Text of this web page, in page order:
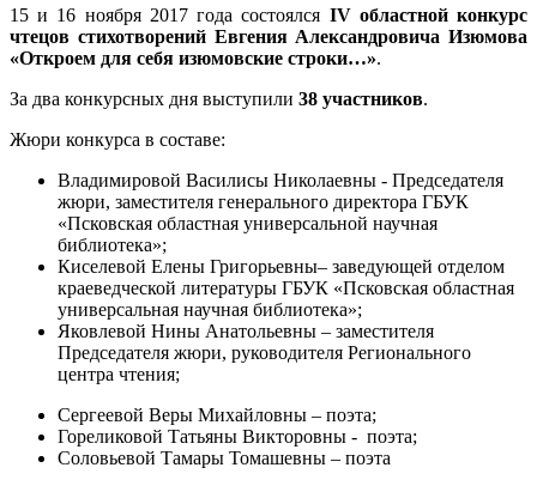
15 и 16 ноября 2017 года состоялся IV областной конкурс
чтецов стихотворений Евгения Александровича Изюмова
«Откроем для себя изюмовские строки…».
За два конкурсных дня выступили 38 участников.
Жюри конкурса в составе:
Владимировой Василисы Николаевны - Председателя
жюри, заместителя генерального директора ГБУК
«Псковская областная универсальной научная
библиотека»;
Киселевой Елены Григорьевны– заведующей отделом
краеведческой литературы ГБУК «Псковская областная
универсальная научная библиотека»;
Яковлевой Нины Анатольевны – заместителя
Председателя жюри, руководителя Регионального
центра чтения;
Сергеевой Веры Михайловны – поэта;
Гореликовой Татьяны Викторовны - поэта;
Соловьевой Тамары Томашевны – поэта